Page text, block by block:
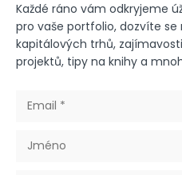
Každé ráno vám odkryjeme
pro vaše portfolio, dozvíte se
kapitálových trhů,
projektů, tipy na knihy a